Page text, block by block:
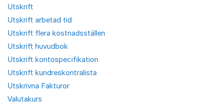
Utskrift
Utskrift arbetad tid
Utskrift flera kostnadsställen
Utskrift huvudbok
Utskrift kontospecifikation
Utskrift kundreskontralista
Utskrivna Fakturor
Valutakurs